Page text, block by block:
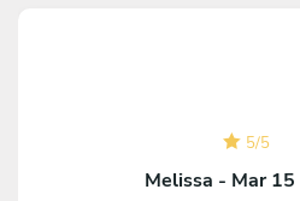
5/5
Melissa - Mar